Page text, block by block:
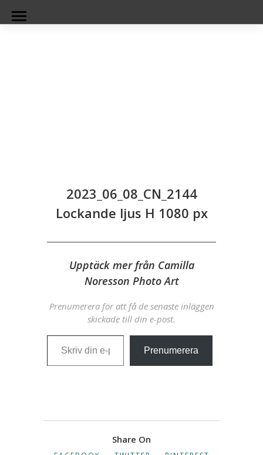
2023_06_08_CN_2144
Lockande ljus H 1080 px
Upptäck mer från Camilla
Noresson Photo Art
Prenumerera för att få de senaste inläggen
skickade till din e-post.
Skriv din e-post …
Prenumerera
Share On